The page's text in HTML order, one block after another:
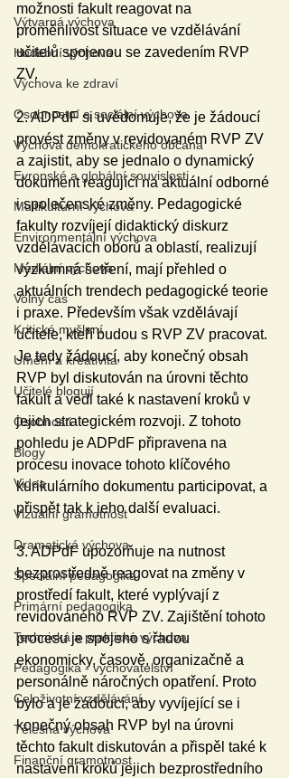
Výtvarná výchova
Hudební výchova
Výchova ke zdraví
Osobnostní a sociální výchova
Výchova demokratického občana
Evropské a globální souvislosti
Multikulturní výchova
Environmentální výchova
Mediální výchova
Volný čas
Kritické myšlení
Umění a kreativita
Učitelé blogují
Osobnosti
Blogy
Videa
Vizuální gramotnost
Dramatická výchova
Speciální pedagogika
Primární pedagogika
Technická a praktická výchova
Pedagogika - vychovatelství
Celoživotní vzdělávání
Tělesná výchova
Finanční gramotnost
možnosti fakult reagovat na
proměnlivost situace ve vzdělávání
učitelů spojenou se zavedením RVP
ZV.
2. ADPdF si uvědomuje, že je žádoucí
provést změny v revidovaném RVP ZV
a zajistit, aby se jednalo o dynamický
dokument reagující na aktuální odborné
i společenské změny. Pedagogické
fakulty rozvíjejí didaktický diskurz
vzdělávacích oborů a oblastí, realizují
výzkumná šetření, mají přehled o
aktuálních trendech pedagogické teorie
i praxe. Především však vzdělávají
učitele, kteří budou s RVP ZV pracovat.
Je tedy žádoucí, aby konečný obsah
RVP byl diskutován na úrovni těchto
fakult a vedl také k nastavení kroků v
jejich strategickém rozvoji. Z tohoto
pohledu je ADPdF připravena na
procesu inovace tohoto klíčového
kurikulárního dokumentu participovat, a
přispět tak k jeho další evaluaci.
3. ADPdF upozorňuje na nutnost
bezprostředně reagovat na změny v
prostředí fakult, které vyplývají z
revidovaného RVP ZV. Zajištění tohoto
procesu je spojeno s řadou
ekonomicky, časově, organizačně a
personálně náročných opatření. Proto
bylo a je žádoucí, aby vyvíjející se i
konečný obsah RVP byl na úrovni
těchto fakult diskutován a přispěl také k
nastavení kroků jejich bezprostředního